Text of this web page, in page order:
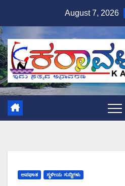
content
August 7, 2026
ಅಪಘಾತ ಸ್ಥಳೀಯ ಸುದ್ದಿಗಳು